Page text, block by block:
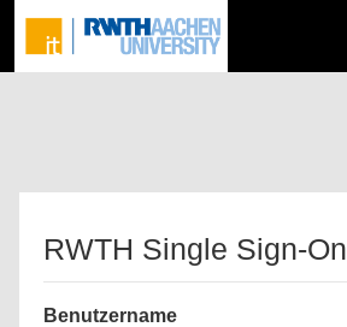
RWTH Single Sign-On
Benutzername